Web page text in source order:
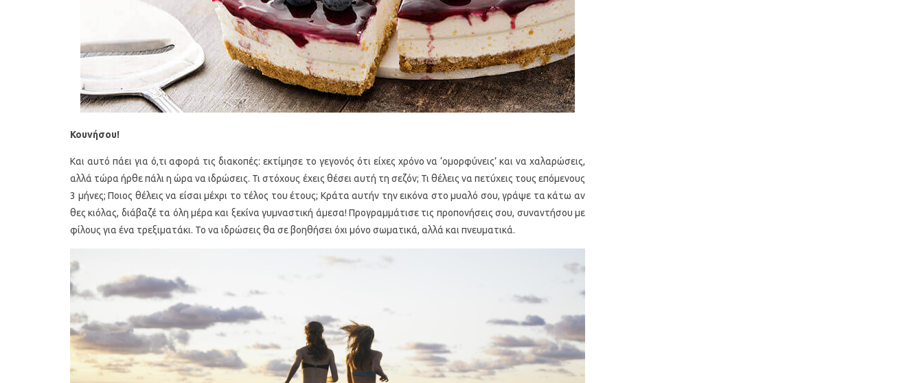
Κουνήσου!
Και αυτό πάει για ό,τι αφορά τις διακοπές: εκτίμησε το γεγονός ότι είχες χρόνο να ‘ομορφύνεις’ και να χαλαρώσεις,
αλλά τώρα ήρθε πάλι η ώρα να ιδρώσεις. Τι στόχους έχεις θέσει αυτή τη σεζόν; Τι θέλεις να πετύχεις τους επόμενους
3 μήνες; Ποιος θέλεις να είσαι μέχρι το τέλος του έτους; Κράτα αυτήν την εικόνα στο μυαλό σου, γράψε τα κάτω αν
θες κιόλας, διάβαζέ τα όλη μέρα και ξεκίνα γυμναστική άμεσα! Προγραμμάτισε τις προπονήσεις σου, συναντήσου με
φίλους για ένα τρεξιματάκι. Το να ιδρώσεις θα σε βοηθήσει όχι μόνο σωματικά, αλλά και πνευματικά.